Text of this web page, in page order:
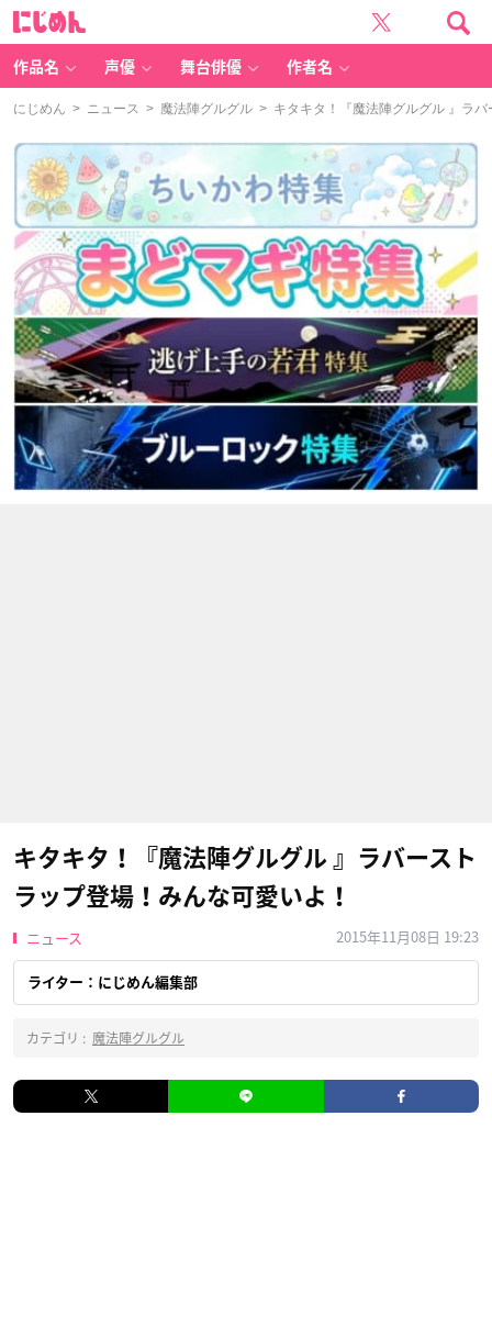
作品名 声優 舞台俳優 作者名
にじめん > ニュース > 魔法陣グルグル > キタキタ！『魔法陣グルグル 』ラ
キタキタ！『魔法陣グルグル 』ラバースト
ラップ登場！みんな可愛いよ！
ニュース 2015年11月08日 19:23
ライター：にじめん編集部
カテゴリ : 魔法陣グルグル